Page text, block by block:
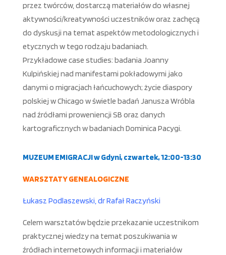
przez twórców, dostarczą materiałów do własnej
aktywności/kreatywności uczestników oraz zachęcą
do dyskusji na temat aspektów metodologicznych i
etycznych w tego rodzaju badaniach.
Przykładowe case studies: badania Joanny
Kulpińskiej nad manifestami pokładowymi jako
danymi o migracjach łańcuchowych; życie diaspory
polskiej w Chicago w świetle badań Janusza Wróbla
nad źródłami proweniencji SB oraz danych
kartograficznych w badaniach Dominica Pacygi.
MUZEUM EMIGRACJI w Gdyni, czwartek, 12:00-13:30
WARSZTATY GENEALOGICZNE
Łukasz Podlaszewski, dr Rafał Raczyński
Celem warsztatów będzie przekazanie uczestnikom
praktycznej wiedzy na temat poszukiwania w
źródłach internetowych informacji i materiałów